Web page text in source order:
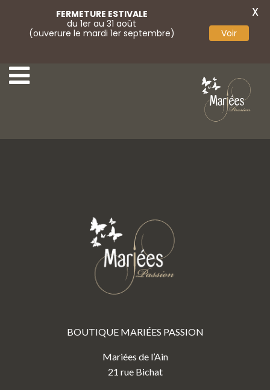
BOUTIQUE MARIÉES PASSION
Mariées de l’Ain
21 rue Bichat
FERMETURE ESTIVALE
du 1er au 31 août
(ouverure le mardi 1er septembre)
Voir
X